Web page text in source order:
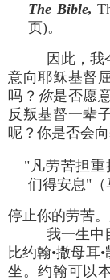
The Bible,
页)。
因此，我
意向耶稣基督
吗？ 你是否愿
反叛基督一辈子
呢？你是否会
"凡劳苦担
们得安息"（
停止你的劳苦
我一生中
比约翰•撒母耳
坐。约翰可以